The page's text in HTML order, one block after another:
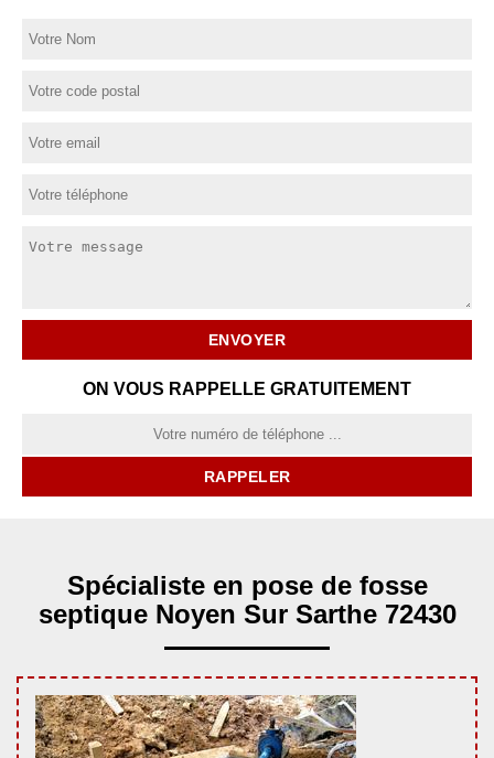
ON VOUS RAPPELLE GRATUITEMENT
Spécialiste en pose de fosse
septique Noyen Sur Sarthe 72430